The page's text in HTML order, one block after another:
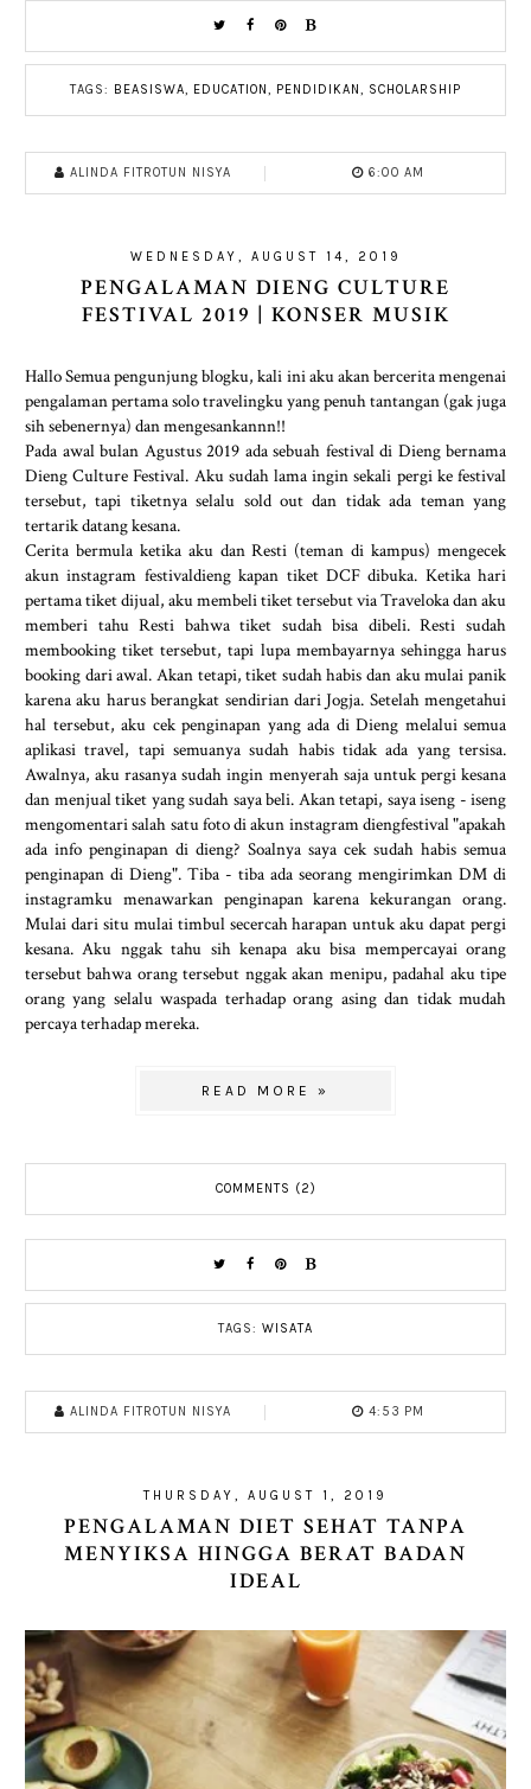
TAGS: BEASISWA, EDUCATION, PENDIDIKAN, SCHOLARSHIP
ALINDA FITROTUN NISYA 6:00 AM
WEDNESDAY, AUGUST 14, 2019
PENGALAMAN DIENG CULTURE
FESTIVAL 2019 | KONSER MUSIK
Hallo Semua pengunjung blogku, kali ini aku akan bercerita mengenai
pengalaman pertama solo travelingku yang penuh tantangan (gak juga
sih sebenernya) dan mengesankannn!!
Pada awal bulan Agustus 2019 ada sebuah festival di Dieng bernama
Dieng Culture Festival. Aku sudah lama ingin sekali pergi ke festival
tersebut, tapi tiketnya selalu sold out dan tidak ada teman yang
tertarik datang kesana.
Cerita bermula ketika aku dan Resti (teman di kampus) mengecek
akun instagram festivaldieng kapan tiket DCF dibuka. Ketika hari
pertama tiket dijual, aku membeli tiket tersebut via Traveloka dan aku
memberi tahu Resti bahwa tiket sudah bisa dibeli. Resti sudah
membooking tiket tersebut, tapi lupa membayarnya sehingga harus
booking dari awal. Akan tetapi, tiket sudah habis dan aku mulai panik
karena aku harus berangkat sendirian dari Jogja. Setelah mengetahui
hal tersebut, aku cek penginapan yang ada di Dieng melalui semua
aplikasi travel, tapi semuanya sudah habis tidak ada yang tersisa.
Awalnya, aku rasanya sudah ingin menyerah saja untuk pergi kesana
dan menjual tiket yang sudah saya beli. Akan tetapi, saya iseng - iseng
mengomentari salah satu foto di akun instagram diengfestival "apakah
ada info penginapan di dieng? Soalnya saya cek sudah habis semua
penginapan di Dieng". Tiba - tiba ada seorang mengirimkan DM di
instagramku menawarkan penginapan karena kekurangan orang.
Mulai dari situ mulai timbul secercah harapan untuk aku dapat pergi
kesana. Aku nggak tahu sih kenapa aku bisa mempercayai orang
tersebut bahwa orang tersebut nggak akan menipu, padahal aku tipe
orang yang selalu waspada terhadap orang asing dan tidak mudah
percaya terhadap mereka.
READ MORE »
COMMENTS (2)
TAGS: WISATA
ALINDA FITROTUN NISYA 4:53 PM
THURSDAY, AUGUST 1, 2019
PENGALAMAN DIET SEHAT TANPA
MENYIKSA HINGGA BERAT BADAN
IDEAL